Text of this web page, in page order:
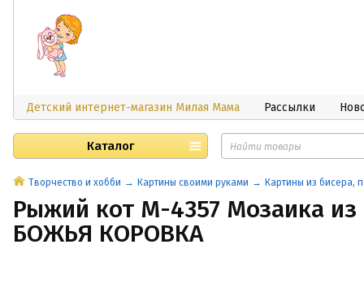
Детский интернет-магазин Милая Мама Рассылки
Каталог
Творчество и хобби Картины своими руками Картины из бисера,
Рыжий кот М-4357 Мозаика из
БОЖЬЯ КОРОВКА